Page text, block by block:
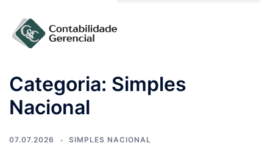
Categoria: Simples
Nacional
07.07.2026 SIMPLES NACIONAL